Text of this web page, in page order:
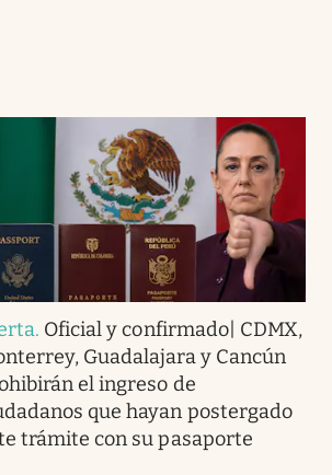
. Oficial y confirmado| CDMX,
Guadalajara y Cancún
el ingreso de
que hayan postergado
trámite con su pasaporte